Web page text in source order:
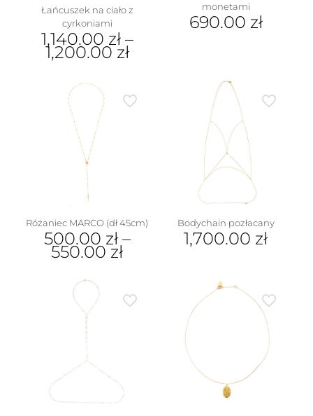
Łańcuszek na ciało z
cyrkoniami
1,140.00 zł–
1,200.00 zł
produkt
ma
wiele
wariantów.
Opcje
można
wybrać
na
produktu
monetami
690.00 zł
Różaniec MARCO (dł 45cm)
500.00 zł–
550.00 zł
produkt
ma
wiele
Opcje
wybrać
produktu
Bodychain pozłacany
1,700.00 zł